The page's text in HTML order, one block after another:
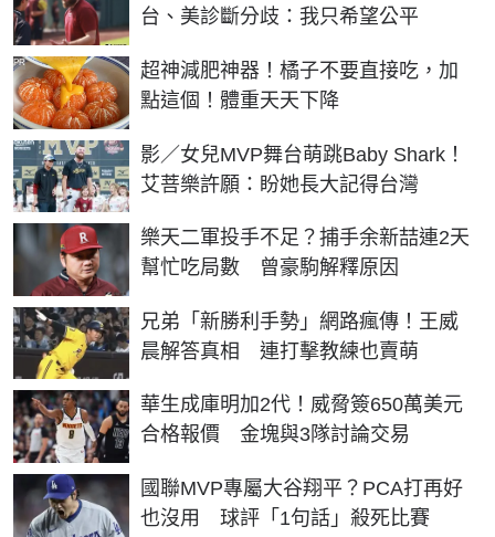
台、美診斷分歧：我只希望公平
超神減肥神器！橘子不要直接吃，加
點這個！體重天天下降
PR
影／女兒MVP舞台萌跳Baby Shark！
艾菩樂許願：盼她長大記得台灣
樂天二軍投手不足？捕手余新喆連2天
幫忙吃局數 曾豪駒解釋原因
兄弟「新勝利手勢」網路瘋傳！王威
晨解答真相 連打擊教練也賣萌
華生成庫明加2代！威脅簽650萬美元
合格報價 金塊與3隊討論交易
國聯MVP專屬大谷翔平？PCA打再好
也沒用 球評「1句話」殺死比賽